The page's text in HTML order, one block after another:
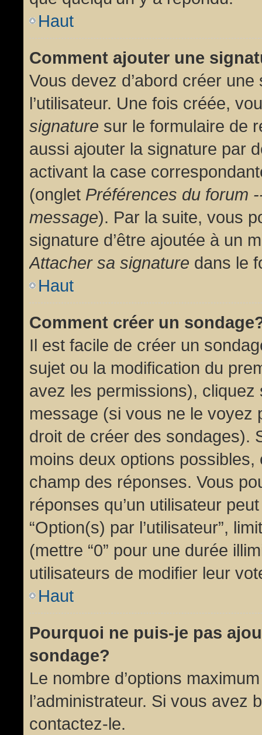
Haut
Comment ajouter une
Vous devez d’abord créer
l’utilisateur. Une fois créée,
signature sur le formulaire de
aussi ajouter la signature par
activant la case
(onglet Préférences du forum
message). Par la suite, vous
signature d’être ajoutée à un
Attacher sa signature dans le
Haut
Comment créer un
Il est facile de créer un
sujet ou la modification du
avez les permissions), cliquez
message (si vous ne le voyez
droit de créer des sondages).
moins deux options
champ des réponses. Vous
réponses qu’un utilisateur
“Option(s) par l’utilisateur”,
(mettre “0” pour une durée
utilisateurs de modifier leur
Haut
Pourquoi ne puis-je pas
sondage?
Le nombre d’options
l’administrateur. Si vous avez
contactez-le.